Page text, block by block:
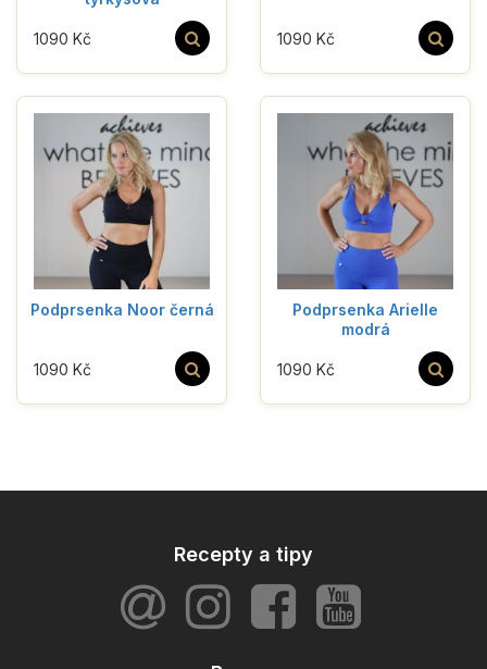
1090 Kč 1090 Kč
Podprsenka Noor černá
1090 Kč
Podprsenka Arielle
modrá
1090 Kč
Recepty a tipy